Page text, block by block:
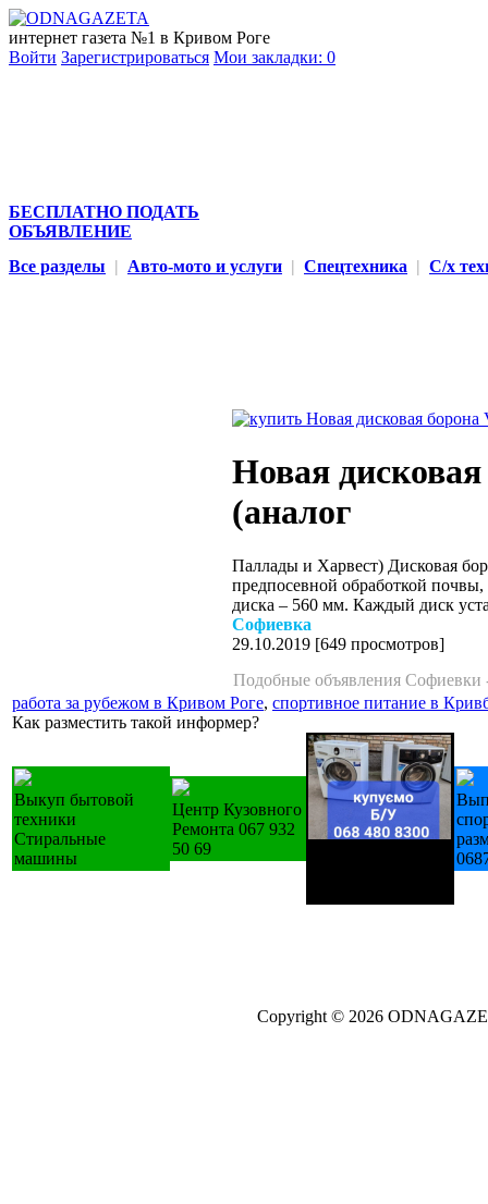
интернет газета №1 в Кривом Роге
Войти Зарегистрироваться Мои закладки: 0
БЕСПЛАТНО ПОДАТЬ
ОБЪЯВЛЕНИЕ
Все разделы | Авто-мото и услуги | Спецтехника | С/х
Новая
(аналог
Паллады и Харвест) Дисковая
предпосевной обработкой
диска – 560 мм. Каждый диск
Софиевка
29.10.2019 [649 просмотров]
Подобные объявления
работа за рубежом в Кривом Роге, спортивное питание в
Как разместить такой информер?
Выкуп бытовой
техники
Стиральные
машины
Центр Кузовного
Ремонта 067 932
50 69
Copyright © 2026